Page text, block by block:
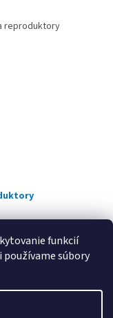
funkcií
súbory
reproduktory